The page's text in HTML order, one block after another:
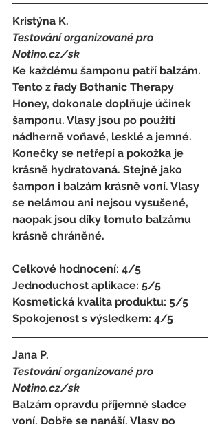
Kristýna K.
Testování organizované pro
Notino.cz/sk
Ke každému šamponu patří balzám.
Tento z řady Bothanic Therapy
Honey, dokonale doplňuje účinek
šamponu. Vlasy jsou po použití
nádherně voňavé, lesklé a jemné.
Konečky se netřepí a pokožka je
krásně hydratovaná. Stejně jako
šampon i balzám krásně voní. Vlasy
se nelámou ani nejsou vysušené,
naopak jsou díky tomuto balzámu
krásně chráněné.
Celkové hodnocení: 4/5
Jednoduchost aplikace: 5/5
Kosmetická kvalita produktu: 5/5
Spokojenost s výsledkem: 4/5
Jana P.
Testování organizované pro
Notino.cz/sk
Balzám opravdu příjemně sladce
voní. Dobře se nanáší. Vlasy po